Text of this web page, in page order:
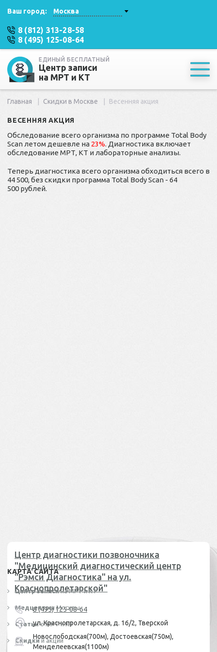
Ваш город: Москва
8 (812) 313-28-58
8 (495) 125-08-64
ЕДИНЫЙ БЕСПЛАТНЫЙ
Центр записи
на МРТ и КТ
Главная Скидки в Москве Весенняя акция
ВЕСЕННЯЯ АКЦИЯ
Обследование всего организма по программе Total Body
Scan летом дешевле на 23%. Диагностика включает
обследование МРТ, КТ и лабораторные анализы.
Теперь диагностика всего организма обходиться всего в
44 500, без скидки программа Total Body Scan - 64
500 рублей.
Центр диагностики позвоночника
"Медицинский диагностический центр
"Рэмси Диагностика" на ул.
Краснопролетарской"
8 (495) 125-08-64
ул. Краснопролетарская, д. 16/2, Тверской
Новослободская(700м), Достоевская(750м),
Менделеевская(1100м)
КАРТА САЙТА
Центр записи на МРТ и КТ
Медцентры Москвы
Статьи о МРТ и КТ
Скидки и акции